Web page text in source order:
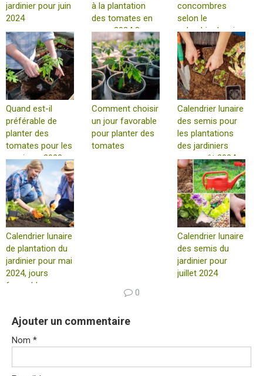
jardinier pour juin
2024
à la plantation
des tomates en
mars 2024 ?
concombres
selon le
calendrier lunaire
en mai 2024
Quand est-il
préférable de
planter des
tomates pour les
semis en 2023 -
calendrier et
caractéristiques
de la
transplantation
Comment choisir
un jour favorable
pour planter des
tomates
Calendrier lunaire
des semis pour
les plantations
des jardiniers
pour août 2024
Calendrier lunaire
de plantation du
jardinier pour mai
2024, jours
favorables
Calendrier lunaire
des semis du
jardinier pour
juillet 2024
0
Ajouter un commentaire
Nom *